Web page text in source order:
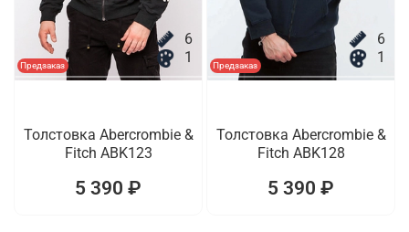
Предзаказ
6
1
Толстовка Abercrombie &
Fitch ABK123
5 390 ₽
Предзаказ
6
1
Толстовка Abercrombie &
Fitch ABK128
5 390 ₽